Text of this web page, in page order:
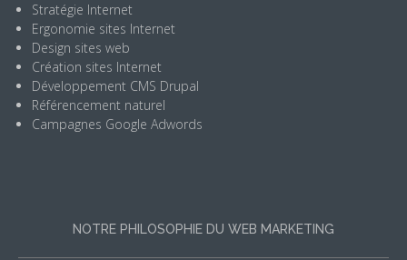
Stratégie Internet
Ergonomie sites Internet
Design sites web
Création sites Internet
Développement CMS Drupal
Référencement naturel
Campagnes Google Adwords
NOTRE PHILOSOPHIE DU WEB MARKETING